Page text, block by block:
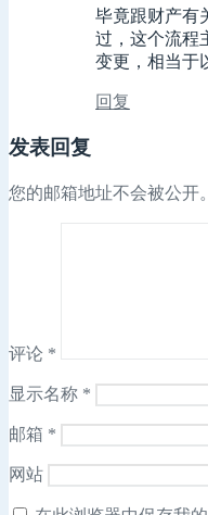
毕竟跟财产有
过，这个流程
变更，相当于
回复
发表回复
您的邮箱地址不会被公开。
评论 *
显示名称 *
邮箱 *
网站